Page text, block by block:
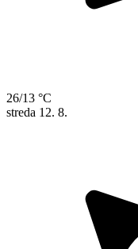
26/13 °C
streda 12. 8.